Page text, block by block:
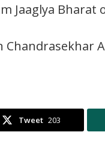
Jaaglya Bharat
Chandrasekhar
Tweet 203